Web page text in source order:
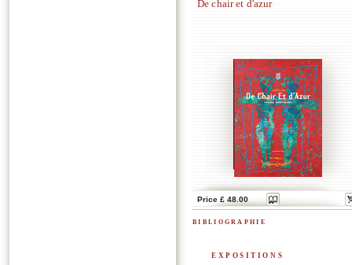
De chair et d'azur
Price £ 48.00
bibliographie
expositions